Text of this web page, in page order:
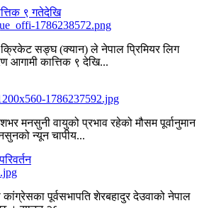
९ गतेदेखि
सङ्घ (क्यान) ले नेपाल प्रिमियर लिग
आगामी कात्तिक ९ देखि...
मनसुनी वायुको प्रभाव रहेको मौसम पूर्वानुमान
न्यून चापीय...
पूर्वसभापति शेरबहादुर देउवाको नेपाल